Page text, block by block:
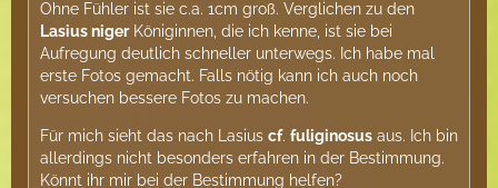
Ohne Fühler ist sie c.a. 1cm groß. Verglichen zu den
Lasius nigerKöniginnen, die ich kenne, ist sie bei
Aufregung deutlich schneller unterwegs. Ich habe mal
erste Fotos gemacht. Falls nötig kann ich auch noch
versuchen bessere Fotos zu machen.
Für mich sieht das nach Lasius cf. fuliginosus aus. Ich bin
allerdings nicht besonders erfahren in der Bestimmung.
Könnt ihr mir bei der Bestimmung helfen?